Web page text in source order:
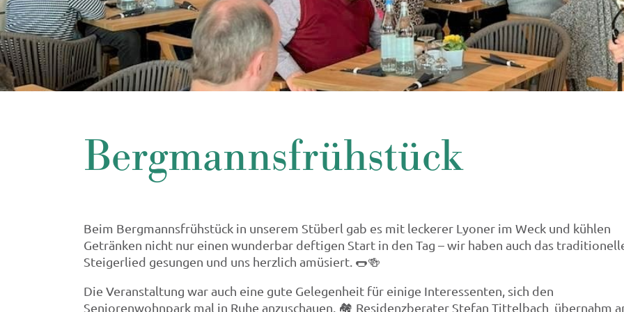
Bergmannsfrühstück
Beim Bergmannsfrühstück in unserem Stüberl gab es mit leckerer Lyoner im Weck und kühlen
Getränken nicht nur einen wunderbar deftigen Start in den Tag – wir haben auch das
Steigerlied gesungen und uns herzlich amüsiert. 🌭🍻
Die Veranstaltung war auch eine gute Gelegenheit für einige Interessenten, sich den
Seniorenwohnpark mal in Ruhe anzuschauen. 🏘 Residenzberater Stefan Tittelbach übernahm